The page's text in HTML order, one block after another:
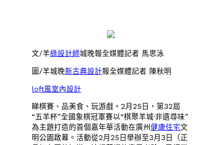
文/羊綠設計師城晚報全媒體記者 馬思泳
圖/羊城晚新古典設計報全媒體記者 陳秋明
loft風室內設計
睇棋賽、品美食、玩游戲。2月25日，第32屆
“五羊杯”全國象棋冠軍賽以“棋聚羊城·非遺尋味”
為主題打造的首個嘉年華活動在廣州健康住宅文
明公園啟幕。活動從2月25日舉辦至3月3日（正